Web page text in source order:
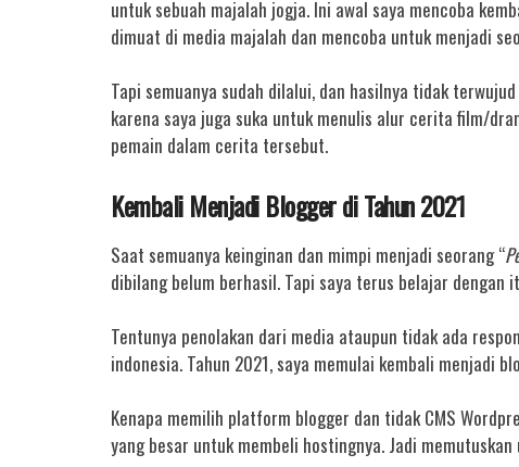
untuk sebuah majalah jogja. Ini awal saya mencoba
dimuat di media majalah dan mencoba untuk menjadi
Tapi semuanya sudah dilalui, dan hasilnya tidak
karena saya juga suka untuk menulis alur cerita film/
pemain dalam cerita tersebut.
Kembali Menjadi Blogger di Tahun 2021
Saat semuanya keinginan dan mimpi menjadi seorang “
dibilang belum berhasil. Tapi saya terus belajar dengan
Tentunya penolakan dari media ataupun tidak ada
indonesia. Tahun 2021, saya memulai kembali menjadi
Kenapa memilih platform blogger dan tidak CMS
yang besar untuk membeli hostingnya. Jadi